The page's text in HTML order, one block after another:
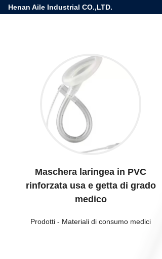
Henan Aile Industrial CO.,LTD.
Maschera laringea in PVC
rinforzata usa e getta di grado
medico
Prodotti - Materiali di consumo medici